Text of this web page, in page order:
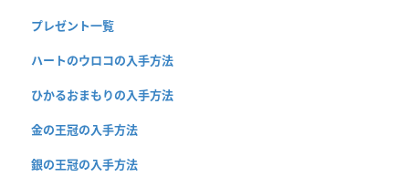
プレゼント一覧
ハートのウロコの入手方法
ひかるおまもりの入手方法
金の王冠の入手方法
銀の王冠の入手方法